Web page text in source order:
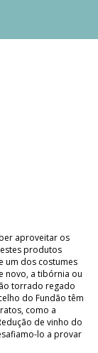
aproveitar os
produtos
um dos costumes
novo, a tibórnia ou
torrado regado
do Fundão têm
como a
de vinho do
lo a provar